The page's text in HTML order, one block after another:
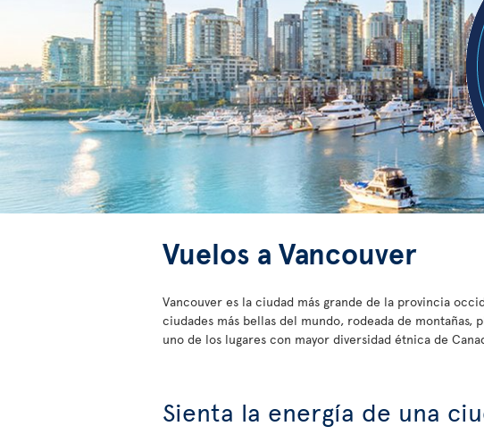
Vuelos a Vancouver
Vancouver es la ciudad más grande de la provincia
ciudades más bellas del mundo, rodeada de montañas,
uno de los lugares con mayor diversidad étnica de
Sienta la energía de una